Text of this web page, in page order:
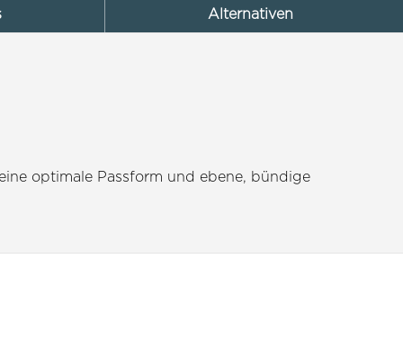
Alternativen
optimale Passform und ebene, bündige